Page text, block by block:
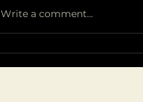
Write a comment...